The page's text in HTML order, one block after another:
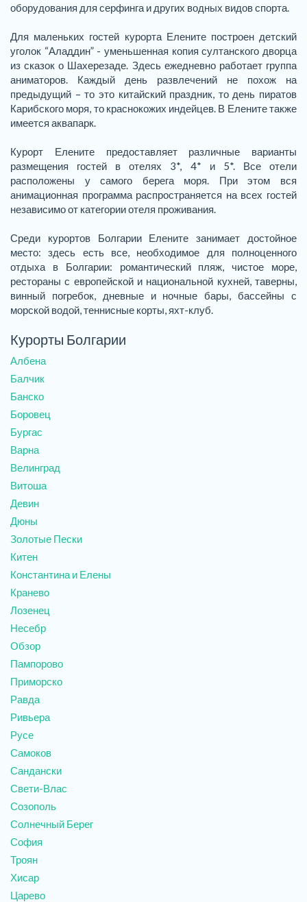
оборудования для серфинга и других водных видов спорта.
Для маленьких гостей курорта Елените построен детский
уголок “Аладдин” - уменьшенная копия султанского дворца
из сказок о Шахерезаде. Здесь ежедневно работает группа
аниматоров. Каждый день развлечений не похож на
предыдущий – то это китайский праздник, то день пиратов
Карибского моря, то краснокожих индейцев. В Елените также
имеется аквапарк.
Курорт Елените предоставляет различные варианты
размещения гостей в отелях 3*, 4* и 5*. Все отели
расположены у самого берега моря. При этом вся
анимационная программа распространяется на всех гостей
независимо от категории отеля проживания.
Среди курортов Болгарии Елените занимает достойное
место: здесь есть все, необходимое для полноценного
отдыха в Болгарии: романтический пляж, чистое море,
рестораны с европейской и национальной кухней, таверны,
винный погребок, дневные и ночные бары, бассейны с
морской водой, теннисные корты, яхт-клуб.
Курорты Болгарии
Албена
Балчик
Банско
Боровец
Бургас
Варна
Велинград
Витоша
Девин
Дюны
Золотые Пески
Китен
Константина и Елены
Кранево
Лозенец
Несебр
Обзор
Пампорово
Приморско
Равда
Ривьера
Русе
Самоков
Сандански
Свети-Влас
Созополь
Солнечный Берег
София
Троян
Хисар
Царево